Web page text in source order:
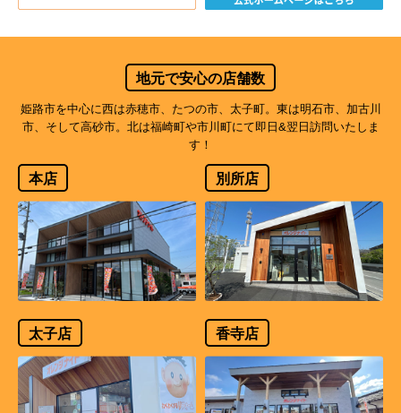
地元で安心の店舗数
姫路市を中心に西は赤穂市、たつの市、太子町。東は明石市、加古川
市、そして高砂市。北は福崎町や市川町にて即日&翌日訪問いたしま
す！
本店 別所店
太子店 香寺店